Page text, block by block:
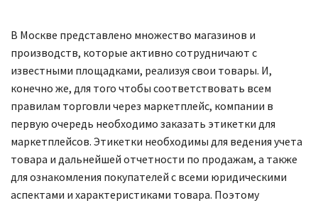
В Москве представлено множество магазинов и
производств, которые активно сотрудничают с
известными площадками, реализуя свои товары. И,
конечно же, для того чтобы соответствовать всем
правилам торговли через маркетплейс, компании в
первую очередь необходимо заказать этикетки для
маркетплейсов. Этикетки необходимы для ведения учета
товара и дальнейшей отчетности по продажам, а также
для ознакомления покупателей с всеми юридическими
аспектами и характеристиками товара. Поэтому